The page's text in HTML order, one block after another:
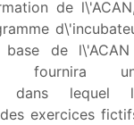
de
de
fournira
dans lequel
exercices